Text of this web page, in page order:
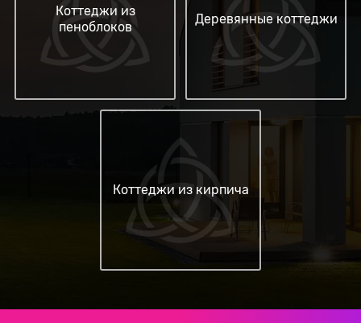
Коттеджи из
пеноблоков
Деревянные коттеджи
Коттеджи из кирпича